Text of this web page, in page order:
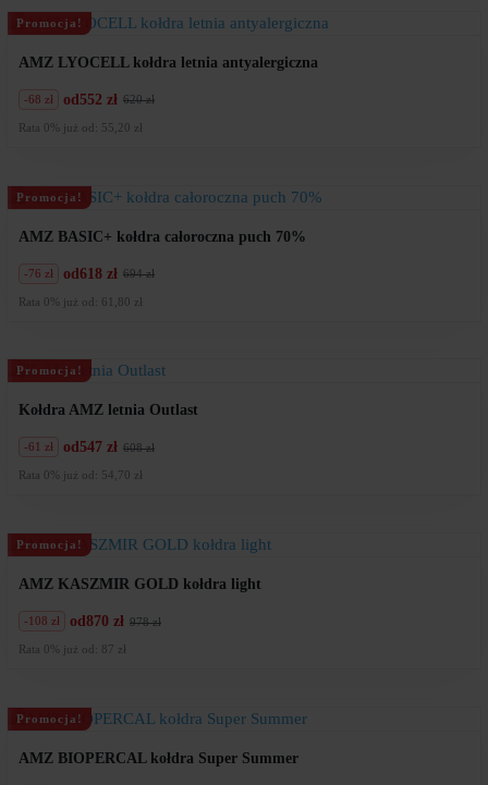
Promocja!
AMZ LYOCELL kołdra letnia antyalergiczna
od 620 zł
Pierwotna
cena
552 zł
Aktualna
cena
-68 zł
Rata 0% już od: 55,20 zł
Promocja!
AMZ BASIC+ kołdra całoroczna puch 70%
od 694 zł
Pierwotna
cena
618 zł
Aktualna
cena
-76 zł
Rata 0% już od: 61,80 zł
Promocja!
Kołdra AMZ letnia Outlast
od 608 zł
Pierwotna
cena
547 zł
Aktualna
cena
-61 zł
Rata 0% już od: 54,70 zł
Promocja!
AMZ KASZMIR GOLD kołdra light
od 978 zł
Pierwotna
cena
870 zł
Aktualna
cena
-108 zł
Rata 0% już od: 87 zł
Promocja!
AMZ BIOPERCAL kołdra Super Summer